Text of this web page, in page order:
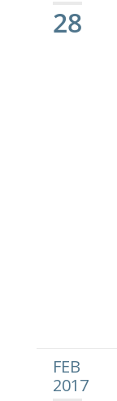
28
FEB
2017